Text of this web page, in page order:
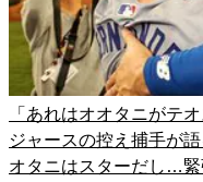
「あれはオオタニがテ
ジャースの控え捕手が
オタニはスターだし…